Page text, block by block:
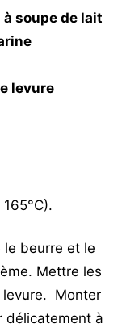
soupe de lait
levure
le beurre et le
Mettre les
levure. Monter
délicatement à